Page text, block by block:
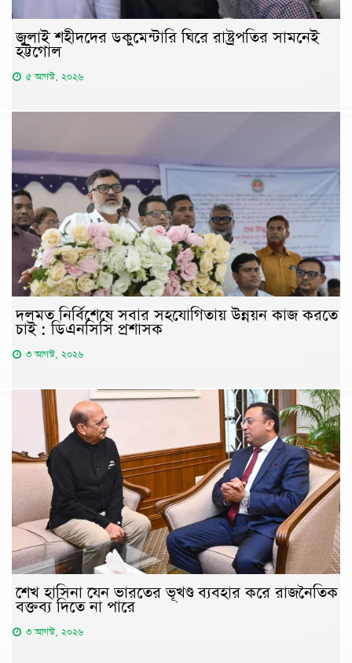
জুলাই শহীদদের ডকুমেন্টারি ঘিরে রাষ্ট্রপতির সামনেই
হট্টগোল
৫ আগস্ট, ২০২৬
দলমত নির্বিশেষে সবার সহযোগিতায় উন্নয়ন কাজ করতে
চাই : ডিএনসিসি প্রশাসক
৩ আগস্ট, ২০২৬
শেখ হাসিনা যেন ভারতের ভূখণ্ড ব্যবহার করে রাজনৈতিক
বক্তব্য দিতে না পারে
৩ আগস্ট, ২০২৬